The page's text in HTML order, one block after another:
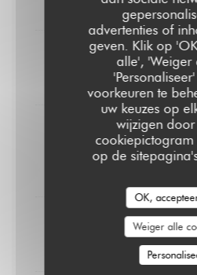
advertenties of
geven. Klik op
alle', 'Weiger
voorkeuren te
uw keuzes op
wijzigen
cookiepictogram
op de
OK,
Weiger alle
8,00 EUR
Crème
9,00 EUR
Pain
Caramel au beurre
10,00